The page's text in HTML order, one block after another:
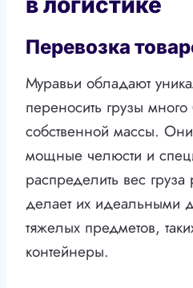
Перевозка
Муравьи обладают
переносить грузы
собственной массы.
мощные челюсти и
распределить вес
делает их идеальными
тяжелых предметов,
контейнеры.